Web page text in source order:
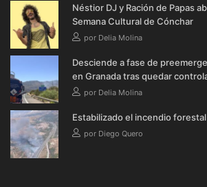
Néstior DJ y Ración de Papas
Semana Cultural de Cónchar
por Delia Molina
Desciende a fase de
en Granada tras quedar
Lecrínpor Delia Molina
Estabilizado el incendio
por Diego Quero